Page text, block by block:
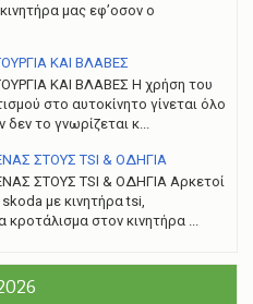
μας εφ’οσον ο
ΚΑΙ ΒΛΑΒΕΣ
ΚΑΙ ΒΛΑΒΕΣ H χρήση του
στο αυτοκίνητο γίνεται όλο
δεν το γνωρίζεται κ...
ΣΤΟΥΣ TSI & ΟΔΗΓΙΑ
ΣΤΟΥΣ TSI & ΟΔΗΓΙΑ Αρκετοί
με κινητήρα tsi,
κροτάλισμα στον κινητήρα ...